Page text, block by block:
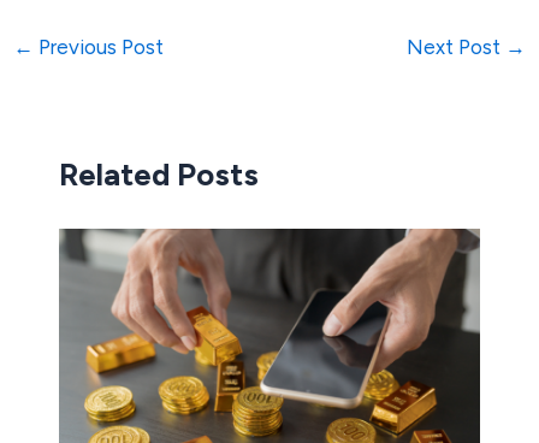
← Previous Post Next Post →
Related Posts